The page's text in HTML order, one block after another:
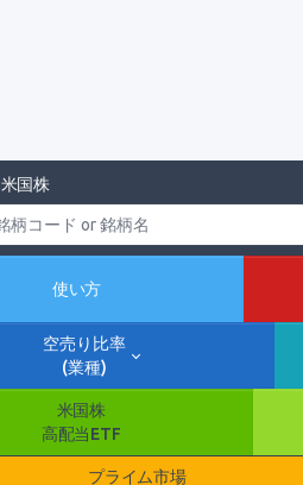
米国株
使い方
空売り比率
(業種)
米国株
高配当ETF
プライム市場